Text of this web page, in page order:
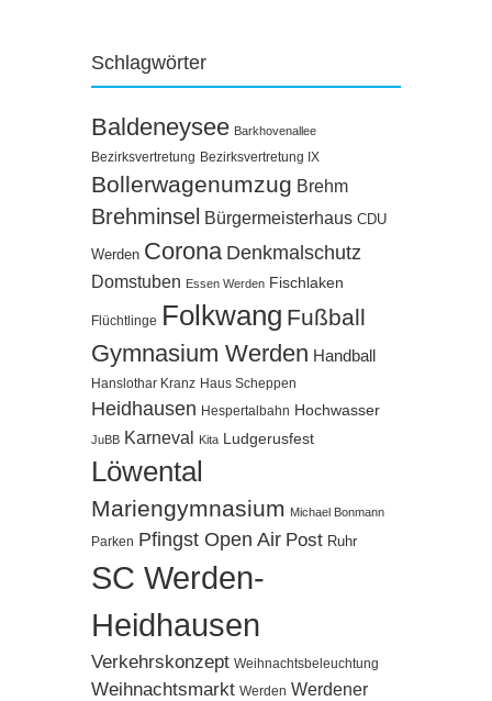
Schlagwörter
Baldeneysee Barkhovenallee
Bezirksvertretung Bezirksvertretung IX
Bollerwagenumzug Brehm
Brehminsel Bürgermeisterhaus CDU
Werden Corona Denkmalschutz
Domstuben Essen Werden Fischlaken
Flüchtlinge Folkwang Fußball
Gymnasium Werden Handball
Hanslothar Kranz Haus Scheppen
Heidhausen Hespertalbahn Hochwasser
JuBB Karneval Kita Ludgerusfest
Löwental
Mariengymnasium Michael Bonmann
Parken Pfingst Open Air Post Ruhr
SC Werden-
Heidhausen
Verkehrskonzept Weihnachtsbeleuchtung
Weihnachtsmarkt Werden Werdener